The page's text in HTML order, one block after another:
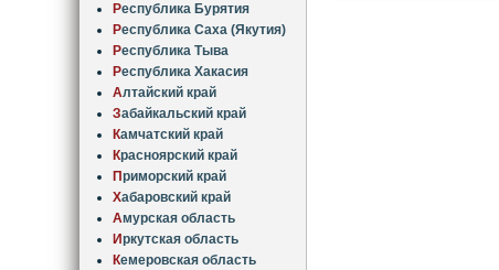
Республика Бурятия
Республика Саха (Якутия)
Республика Тыва
Республика Хакасия
Алтайский край
Забайкальский край
Камчатский край
Красноярский край
Приморский край
Хабаровский край
Амурская область
Иркутская область
Кемеровская область